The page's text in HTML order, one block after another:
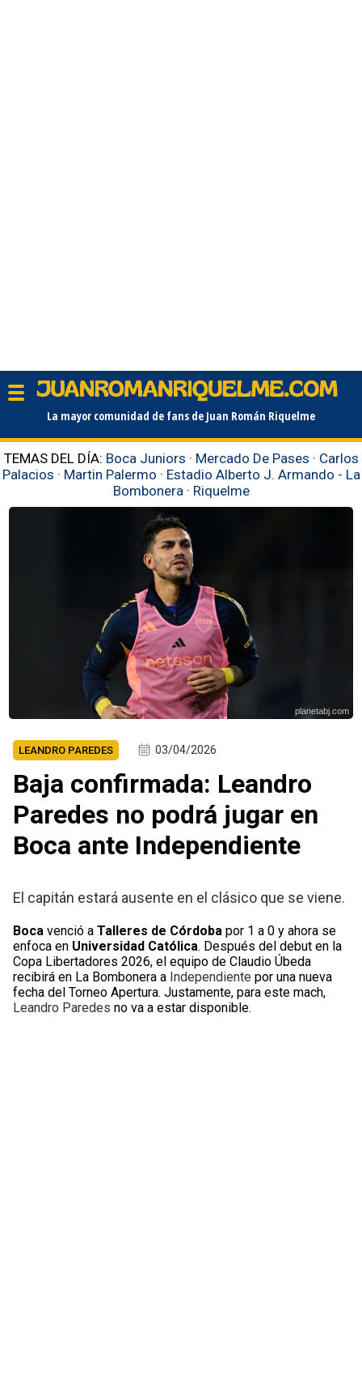
La mayor comunidad de fans de Juan Román Riquelme
TEMAS DEL DÍA: Boca Juniors · Mercado De Pases · Carlos
Palacios · Martin Palermo · Estadio Alberto J. Armando - La
Bombonera · Riquelme
planetabj.com
LEANDRO PAREDES 03/04/2026
Baja confirmada: Leandro
Paredes no podrá jugar en
Boca ante Independiente
El capitán estará ausente en el clásico que se viene.
Bocavenció a Talleres de Córdobapor 1 a 0 y ahora se
enfoca en Universidad Católica. Después del debut en la
Copa Libertadores 2026, el equipo de Claudio Úbeda
recibirá en La Bombonera a Independiente por una nueva
fecha del Torneo Apertura. Justamente, para este mach,
Leandro Paredes no va a estar disponible.